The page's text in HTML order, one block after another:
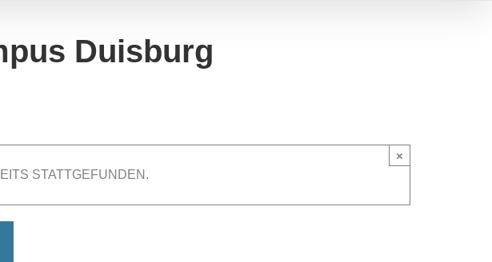
Duisburg
STATTGEFUNDEN.
×